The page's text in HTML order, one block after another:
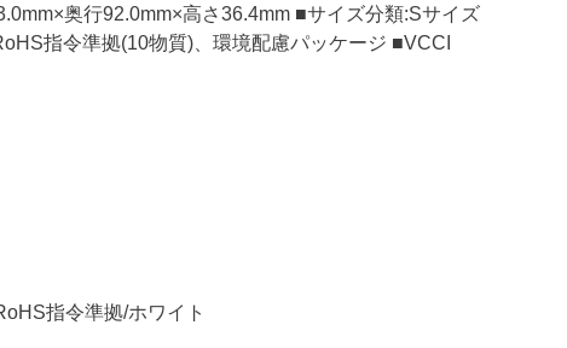
奥行92.0mm×高さ36.4mm ■サイズ分類:Sサイズ
指令準拠(10物質)、環境配慮パッケージ ■VCCI
指令準拠/ホワイト